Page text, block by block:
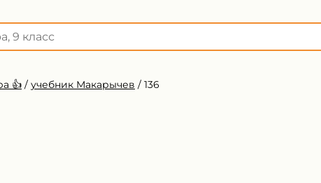
👍 / учебник Макарычев / 136